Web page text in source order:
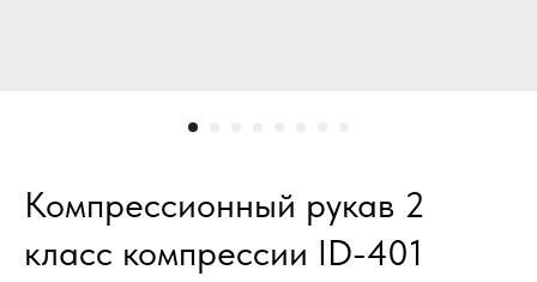
Компрессионный рукав 2
класс компрессии ID-401